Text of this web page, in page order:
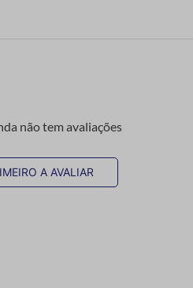
não tem avaliações
A AVALIAR